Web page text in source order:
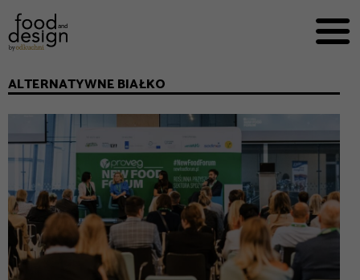


EKSPERCI
FOOD WORKING
E-BOOKI
O NAS
REKLAMA
ALTERNATYWNE BIAŁKO